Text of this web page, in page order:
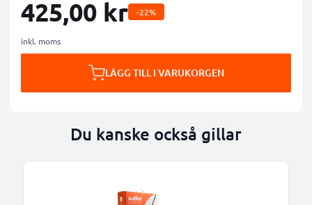
425,00 kr -22%
inkl. moms
LÄGG TILL I VARUKORGEN
Du kanske också gillar